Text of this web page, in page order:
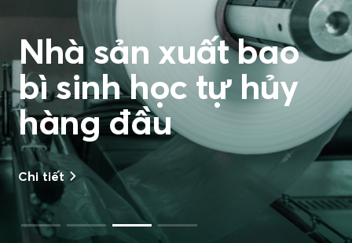
Nhà sản xuất bao
bì sinh học tự hủy
hàng đầu
Chi tiết